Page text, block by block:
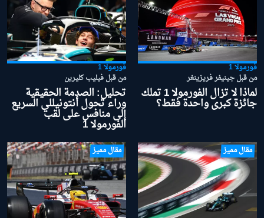
فورمولا 1
من قبل جينيفر فريزينغر
لماذا لا تزال الفورمولا 1 تملك
جائزة كبرى واحدة فقط؟
فورمولا 1
من قبل فيليب كليرين
تحليل: الصدمة الحقيقية
وراء تحول أنتونيللي السريع
إلى منافس على لقب
الفورمولا 1
مقال مميز مقال مميز